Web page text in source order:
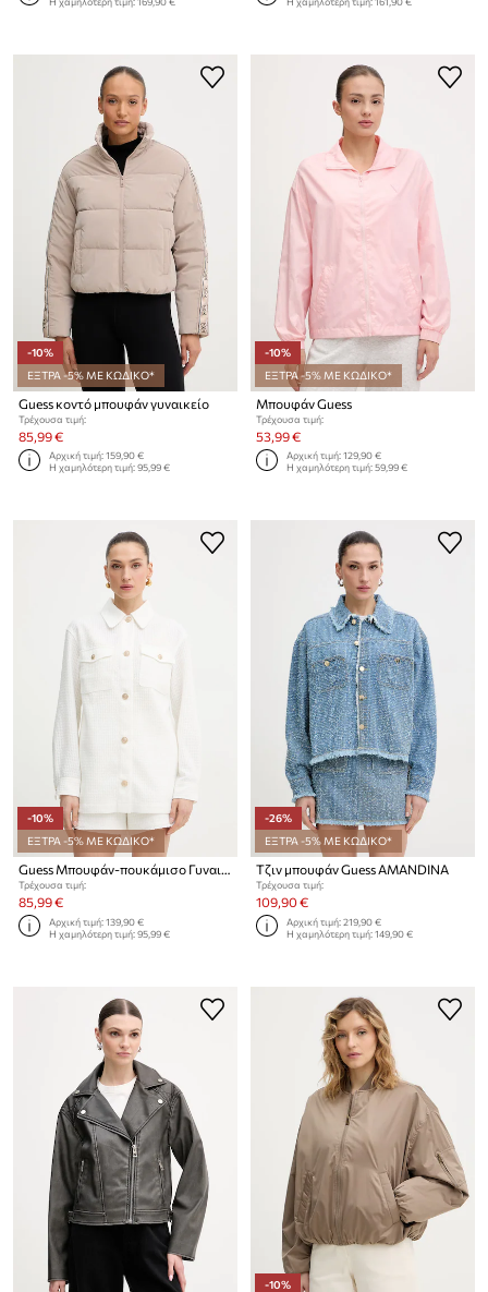
-10%
ΕΞΤΡΑ -5% ΜΕ ΚΩΔΙΚΟ*
Guess κοντό μπουφάν γυναικείο
Τρέχουσα τιμή:
85,99 €
Αρχική τιμή:159,90 €
Η χαμηλότερη τιμή:95,99 €
-10%
ΕΞΤΡΑ -5% ΜΕ ΚΩΔΙΚΟ*
Μπουφάν Guess
Τρέχουσα τιμή:
53,99 €
Αρχική τιμή:129,90 €
Η χαμηλότερη τιμή:59,99 €
-10%
ΕΞΤΡΑ -5% ΜΕ ΚΩΔΙΚΟ*
Guess Μπουφάν-πουκάμισο Γυναικείο EULALIE
Τρέχουσα τιμή:
85,99 €
Αρχική τιμή:139,90 €
Η χαμηλότερη τιμή:95,99 €
-26%
ΕΞΤΡΑ -5% ΜΕ ΚΩΔΙΚΟ*
Τζιν μπουφάν Guess AMANDINA
Τρέχουσα τιμή:
109,90 €
Αρχική τιμή:219,90 €
Η χαμηλότερη τιμή:149,90 €
-10%